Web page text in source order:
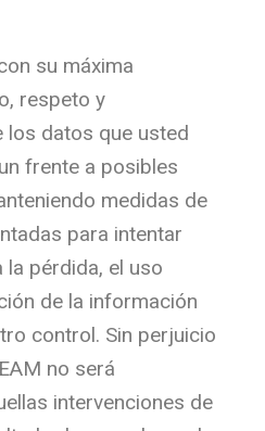
su máxima
respeto y
los datos que usted
frente a posibles
medidas de
para intentar
pérdida, el uso
de la información
control. Sin perjuicio
no será
intervenciones de